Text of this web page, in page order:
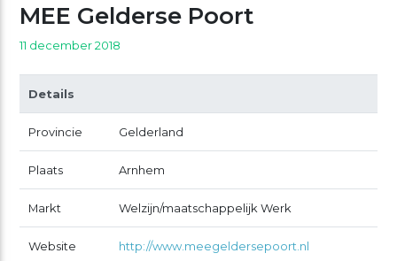
MEE Gelderse Poort
11 december 2018
Details
Provincie Gelderland
Plaats Arnhem
Markt Welzijn/maatschappelijk Werk
Website http://www.meegeldersepoort.nl